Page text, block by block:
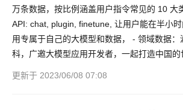
万条数据，按比例涵盖用户指令常见的 10 大
API: chat, plugin, finetune, 让用户能在半小
用专属于自己的大模型和数据， - 领域数据
科，广邀大模型应用开发者，一起打造中国的
更新于 2023/06/08 07:08